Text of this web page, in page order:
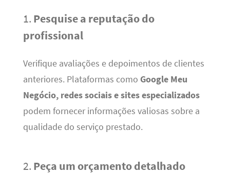
1. Pesquise a reputação do
profissional
Verifique avaliações e depoimentos de clientes
anteriores. Plataformas como Google Meu
Negócio, redes sociais e sites especializados
podem fornecer informações valiosas sobre a
qualidade do serviço prestado.
2. Peça um orçamento detalhado